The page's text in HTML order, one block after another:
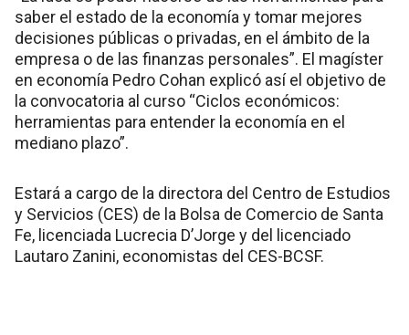
saber el estado de la economía y tomar mejores
decisiones públicas o privadas, en el ámbito de la
empresa o de las finanzas personales”. El magíster
en economía Pedro Cohan explicó así el objetivo de
la convocatoria al curso “Ciclos económicos:
herramientas para entender la economía en el
mediano plazo”.
Estará a cargo de la directora del Centro de Estudios
y Servicios (CES) de la Bolsa de Comercio de Santa
Fe, licenciada Lucrecia D’Jorge y del licenciado
Lautaro Zanini, economistas del CES-BCSF.